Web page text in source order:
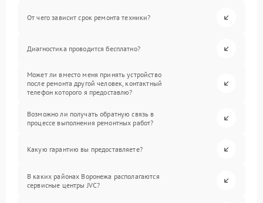
От чего зависит срок ремонта техники?
Диагностика проводится бесплатно?
Может ли вместо меня принять устройство
после ремонта другой человек, контактный
телефон которого я предоставлю?
Возможно ли получать обратную связь в
процессе выполнения ремонтных работ?
Какую гарантию вы предоставляете?
В каких районах Воронежа располагаются
сервисные центры JVC?